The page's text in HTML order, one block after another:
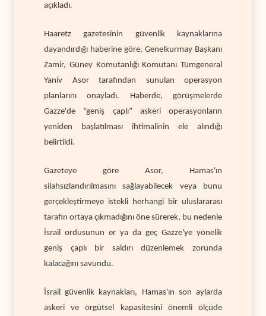
açıkladı.
Haaretz gazetesinin güvenlik kaynaklarına
dayandırdığı haberine göre, Genelkurmay Başkanı
Zamir, Güney Komutanlığı Komutanı Tümgeneral
Yaniv Asor tarafından sunulan operasyon
planlarını onayladı. Haberde, görüşmelerde
Gazze'de “geniş çaplı” askeri operasyonların
yeniden başlatılması ihtimalinin ele alındığı
belirtildi.
Gazeteye göre Asor, Hamas'ın
silahsızlandırılmasını sağlayabilecek veya bunu
gerçekleştirmeye istekli herhangi bir uluslararası
tarafın ortaya çıkmadığını öne sürerek, bu nedenle
İsrail ordusunun er ya da geç Gazze'ye yönelik
geniş çaplı bir saldırı düzenlemek zorunda
kalacağını savundu.
İsrail güvenlik kaynakları, Hamas'ın son aylarda
askeri ve örgütsel kapasitesini önemli ölçüde